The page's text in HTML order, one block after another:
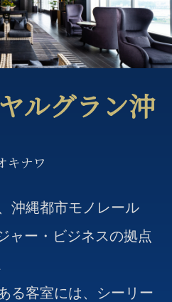
ルグラン沖
キナワ
沖縄都市モノレール
ャー・ビジネスの拠点
る客室には、シーリー